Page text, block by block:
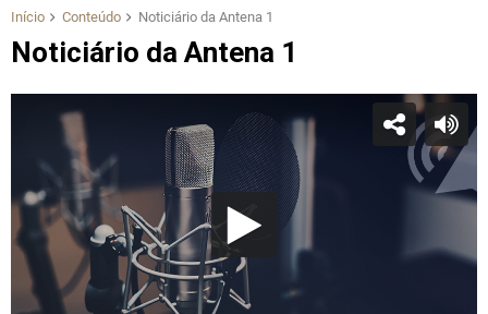
Início Conteúdo Noticiário da Antena 1
Noticiário da Antena 1